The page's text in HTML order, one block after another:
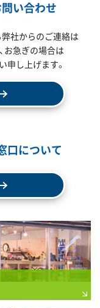
い合わせ
社からのご連絡は
お急ぎの場合は
申し上げます。
口について